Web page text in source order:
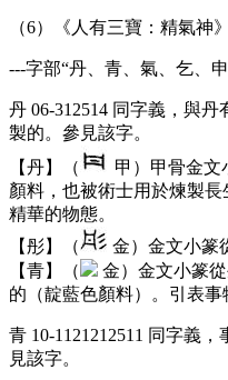
（6）《人有三寶：精氣神》
---字部“丹、青、氣、乞、
丹 06-312514 同字義，與
製的。參見該字。
【丹】（
甲）甲骨金文
顏料，也被術士用於煉製
精華的物態。
【彤】（
金）金文小篆
【青】（
金）金文小篆
的（靛藍色顏料）。引表事
青 10-1121212511 同字義
見該字。